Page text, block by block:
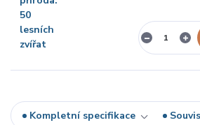
Kompletní specifikace